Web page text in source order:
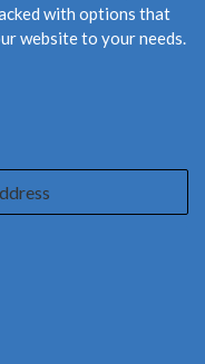
with options that
website to your needs.